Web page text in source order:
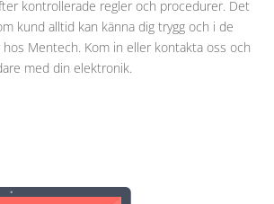
kontrollerade regler och procedurer. Det
kund alltid kan känna dig trygg och i de
Mentech. Kom in eller kontakta oss och
med din elektronik.